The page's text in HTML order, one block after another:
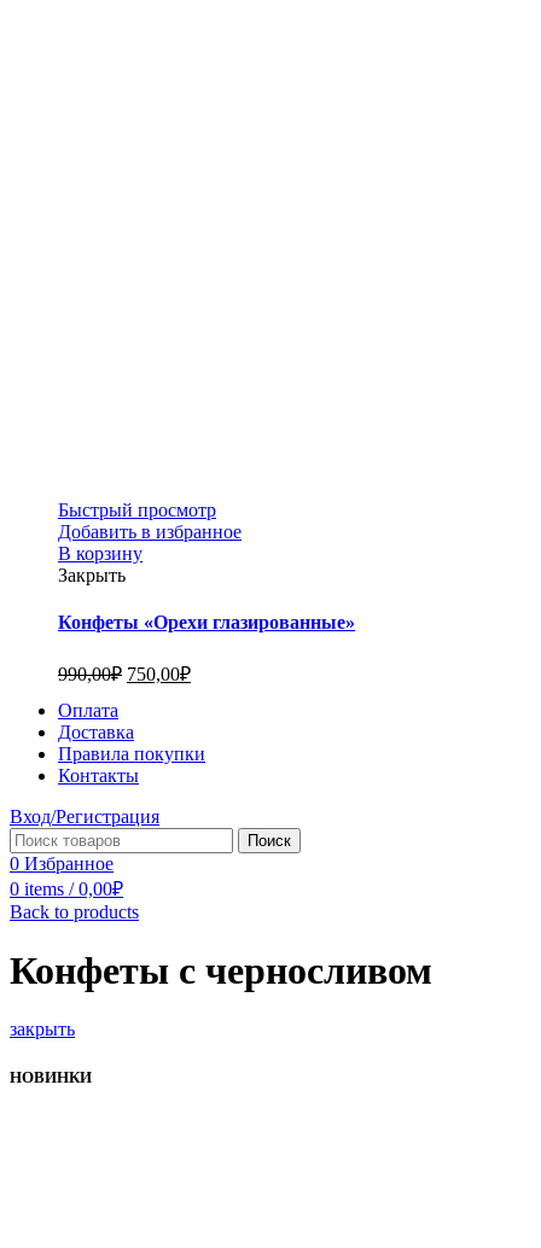
Быстрый просмотр
Добавить в избранное
В корзину
Закрыть
Конфеты «Орехи глазированные»
990,00₽ 750,00₽
Оплата
Доставка
Правила покупки
Контакты
Вход/Регистрация
Поиск
0 Избранное
0 items / 0,00₽
Back to products
Конфеты с черносливом
закрыть
НОВИНКИ